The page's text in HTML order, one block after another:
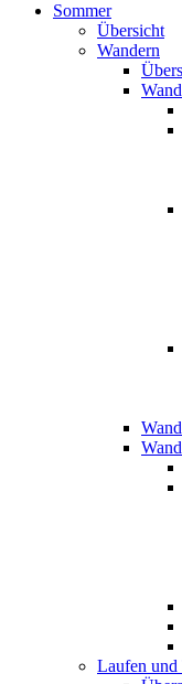
Sommer
Übersicht
Wandern
Laufen